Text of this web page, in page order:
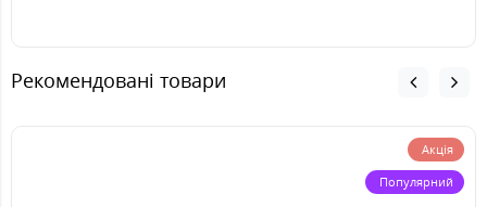
Рекомендовані товари
Акція
Популярний